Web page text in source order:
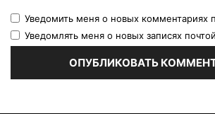
Уведомить меня о новых комментариях
Уведомлять меня о новых записях